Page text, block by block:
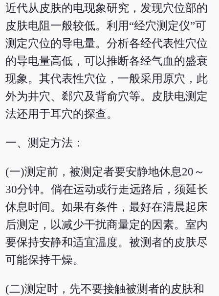
近代从皮肤的电现象研究，发现穴位部的
皮肤电阻一般较低。利用“经穴测定仪”可
测定穴位的导电量。分析各经代表性穴位
的导电量高低，可以推断各经气血的盛衰
现象。其代表性穴位，一般采用原穴，此
外为井穴、郄穴及背俞穴等。皮肤电测定
法还用于耳穴的探查。
一、测定方法：
(一)测定前，被测定者要安静地休息20～
30分钟。倘在运动或行走远路后，须延长
休息时间。如果有条件，最好在清晨起床
后测定，以减少干扰商量定的因素。室内
要保持安静和适宜温度。被测者的皮肤尽
可能保持干燥。
(二)测定时，先不要接触被测者的皮肤和